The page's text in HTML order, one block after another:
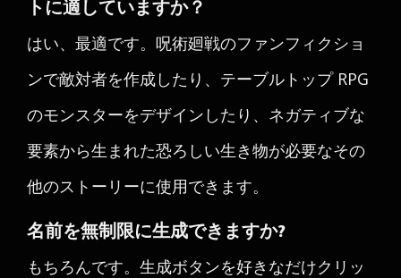
トに適していますか？
はい、最適です。呪術廻戦のファンフィクショ
ンで敵対者を作成したり、テーブルトップ RPG
のモンスターをデザインしたり、ネガティブな
要素から生まれた恐ろしい生き物が必要なその
他のストーリーに使用できます。
名前を無制限に生成できますか?
もちろんです。生成ボタンを好きなだけクリッ